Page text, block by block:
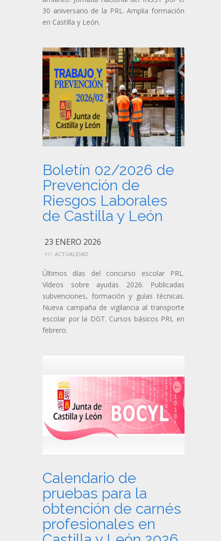
30 aniversario de la PRL. Amplia formación
en Castilla y León.
Boletín 02/2026 de
Prevención de
Riesgos Laborales
de Castilla y León
23 ENERO 2026
en: ACTUALIDAD
Últimos días del concurso escolar PRL.
Vídeos sobre ayudas 2026. Publicadas
subvenciones, formación y guías técnicas.
Nueva campaña de vigilancia al transporte
escolar por la DGT. Cursos básicos PRL en
febrero.
Calendario de
pruebas para la
obtención de carnés
profesionales en